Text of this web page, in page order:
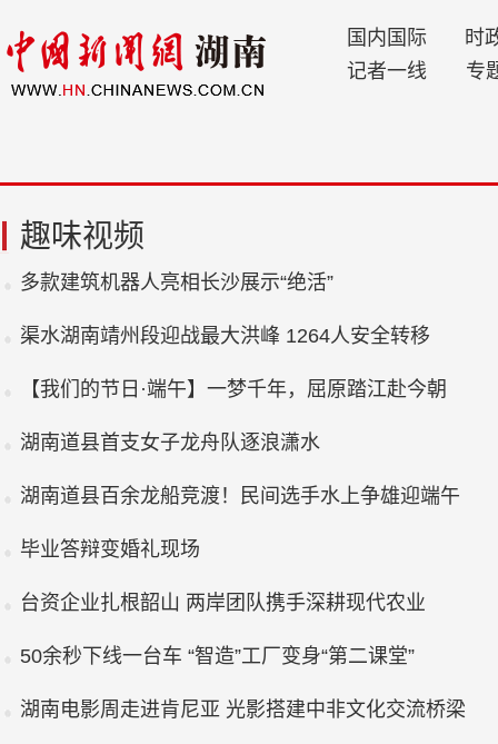
国内国际
时
记者一线
专
趣味视频
多款建筑机器人亮相长沙展示“绝活”
渠水湖南靖州段迎战最大洪峰 1264人安全转移
【我们的节日·端午】一梦千年，屈原踏江赴今朝
湖南道县首支女子龙舟队逐浪潇水
湖南道县百余龙船竞渡！民间选手水上争雄迎端午
毕业答辩变婚礼现场
台资企业扎根韶山 两岸团队携手深耕现代农业
50余秒下线一台车 “智造”工厂变身“第二课堂”
湖南电影周走进肯尼亚 光影搭建中非文化交流桥梁